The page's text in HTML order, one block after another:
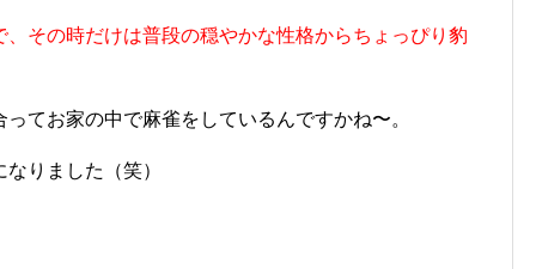
、その時だけは普段の穏やかな性格からちょっぴり豹
てお家の中で麻雀をしているんですかね〜。
りました（笑）